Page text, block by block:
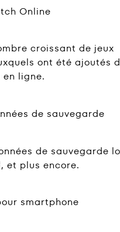
Online
croissant de jeux
ont été ajoutés
en ligne.
de sauvegarde
de sauvegarde
et plus encore.
smartphone